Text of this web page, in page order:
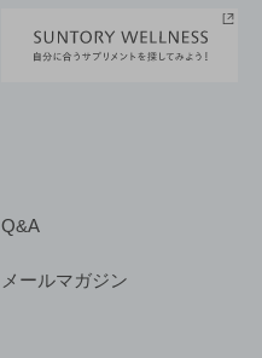
Q&A
メールマガジン